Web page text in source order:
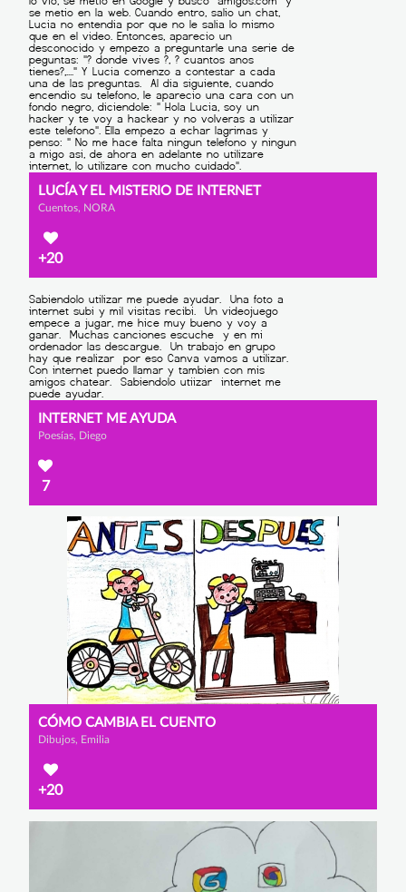
LUCÍA Y EL MISTERIO DE INTERNET
Cuentos, NORA
+20
INTERNET ME AYUDA
Poesías, Diego
7
CÓMO CAMBIA EL CUENTO
Dibujos, Emilia
+20